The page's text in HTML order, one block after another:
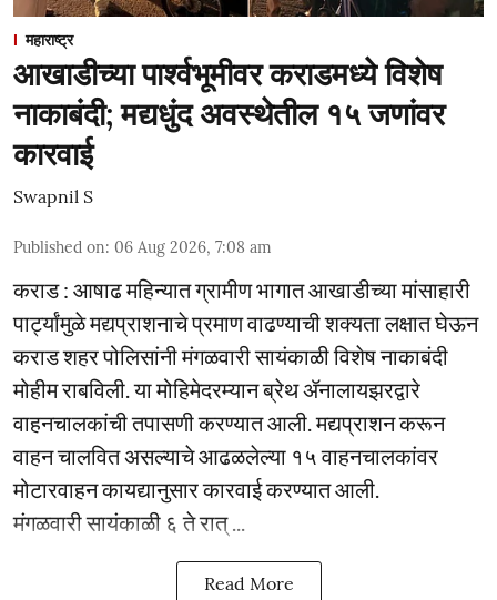
महाराष्ट्र
आखाडीच्या पार्श्वभूमीवर कराडमध्ये विशेष
नाकाबंदी; मद्यधुंद अवस्थेतील १५ जणांवर
कारवाई
Swapnil S
Published on: 06 Aug 2026, 7:08 am
कराड : आषाढ महिन्यात ग्रामीण भागात आखाडीच्या मांसाहारी
पार्ट्यांमुळे मद्यप्राशनाचे प्रमाण वाढण्याची शक्यता लक्षात घेऊन
कराड शहर पोलिसांनी मंगळवारी सायंकाळी विशेष नाकाबंदी
मोहीम राबविली. या मोहिमेदरम्यान ब्रेथ ॲनालायझरद्वारे
वाहनचालकांची तपासणी करण्यात आली. मद्यप्राशन करून
वाहन चालवित असल्याचे आढळलेल्या १५ वाहनचालकांवर
मोटारवाहन कायद्यानुसार कारवाई करण्यात आली.
मंगळवारी सायंकाळी ६ ते रात् ...
Read More